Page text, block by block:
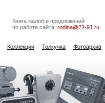
Книга жалоб и предложений
по работе сайта: rodina@22-91.ru
Коллекции Толкучка Фотоархив